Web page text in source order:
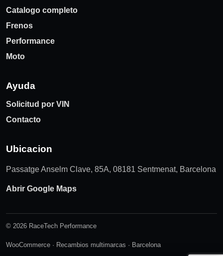
Catalogo completo
Frenos
Performance
Moto
Ayuda
Solicitud por VIN
Contacto
Ubicacion
Passatge Anselm Clave, 85A, 08181 Sentmenat, Barcelona
Abrir Google Maps
© 2026 RaceTech Performance
WooCommerce · Recambios multimarcas · Barcelona